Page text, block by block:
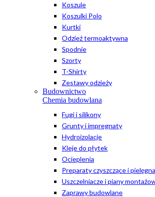
Koszule
Koszulki Polo
Kurtki
Odzież termoaktywna
Spodnie
Szorty
T-Shirty
Zestawy odzieży
Budownictwo
Chemia budowlana
Fugi i silikony
Grunty i impregnaty
Hydroizolacje
Kleje do płytek
Ocieplenia
Preparaty czyszczące i
Uszczelniacze i piany
Zaprawy budowlane